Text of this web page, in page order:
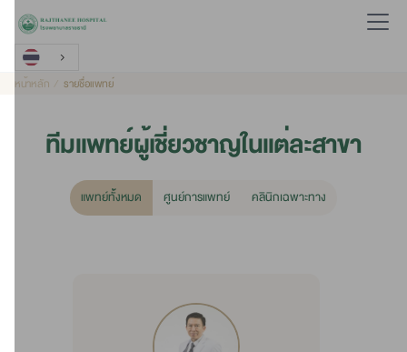
หน้าหลัก รายชื่อแพทย์
ทีมแพทย์ผู้เชี่ยวชาญในแต่ละสาขา
แพทย์ท้ั้งหมด ศูนย์การแพทย์ คลินิกเฉพาะทาง